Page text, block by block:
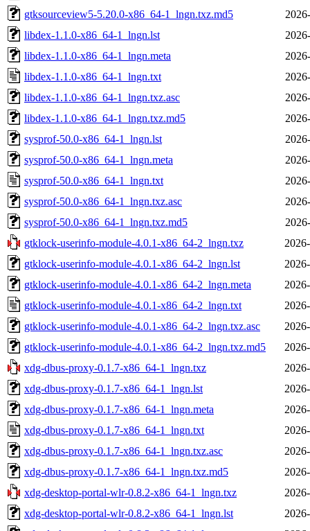
gtksourceview5-5.20.0-x86_64-1_lngn.txz.md5
libdex-1.1.0-x86_64-1_lngn.lst
libdex-1.1.0-x86_64-1_lngn.meta
libdex-1.1.0-x86_64-1_lngn.txt
libdex-1.1.0-x86_64-1_lngn.txz.asc
libdex-1.1.0-x86_64-1_lngn.txz.md5
sysprof-50.0-x86_64-1_lngn.lst
sysprof-50.0-x86_64-1_lngn.meta
sysprof-50.0-x86_64-1_lngn.txt
sysprof-50.0-x86_64-1_lngn.txz.asc
sysprof-50.0-x86_64-1_lngn.txz.md5
gtklock-userinfo-module-4.0.1-x86_64-2_lngn.txz
gtklock-userinfo-module-4.0.1-x86_64-2_lngn.lst
gtklock-userinfo-module-4.0.1-x86_64-2_lngn.meta
gtklock-userinfo-module-4.0.1-x86_64-2_lngn.txt
gtklock-userinfo-module-4.0.1-x86_64-2_lngn.txz.asc
gtklock-userinfo-module-4.0.1-x86_64-2_lngn.txz.md5
xdg-dbus-proxy-0.1.7-x86_64-1_lngn.txz
xdg-dbus-proxy-0.1.7-x86_64-1_lngn.lst
xdg-dbus-proxy-0.1.7-x86_64-1_lngn.meta
xdg-dbus-proxy-0.1.7-x86_64-1_lngn.txt
xdg-dbus-proxy-0.1.7-x86_64-1_lngn.txz.asc
xdg-dbus-proxy-0.1.7-x86_64-1_lngn.txz.md5
xdg-desktop-portal-wlr-0.8.2-x86_64-1_lngn.txz
xdg-desktop-portal-wlr-0.8.2-x86_64-1_lngn.lst